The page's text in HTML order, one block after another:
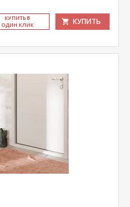
КУ­ПИТЬ В
ОДИН КЛИК
КУПИТЬ